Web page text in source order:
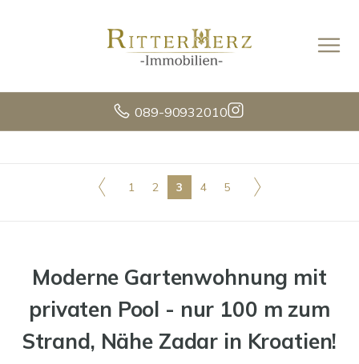
089-90932010
1 2 3 4 5
Moderne Gartenwohnung mit
privaten Pool - nur 100 m zum
Strand, Nähe Zadar in Kroatien!